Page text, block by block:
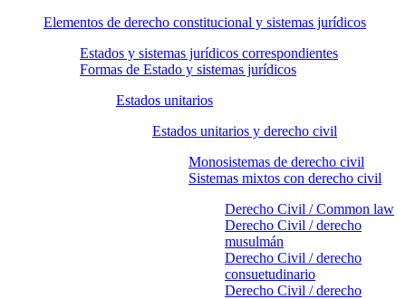
Elementos de derecho constitucional y sistemas jurídicos
Estados y sistemas jurídicos correspondientes
Formas de Estado y sistemas jurídicos
Estados unitarios
Estados unitarios y derecho civil
Monosistemas de derecho civil
Sistemas mixtos con derecho civil
Derecho Civil / Common law
Derecho Civil / derecho
musulmán
Derecho Civil / derecho
consuetudinario
Derecho Civil / derecho